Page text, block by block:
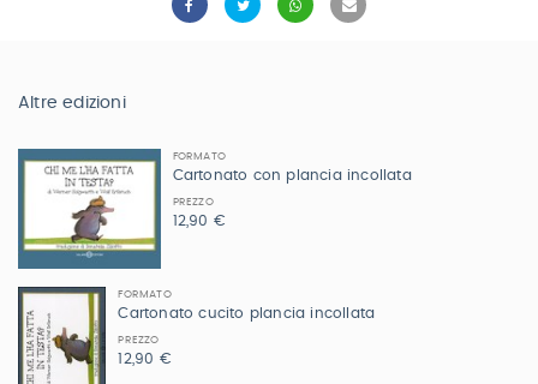
Altre edizioni
FORMATO
Cartonato con plancia incollata
PREZZO
12,90 €
FORMATO
Cartonato cucito plancia incollata
PREZZO
12,90 €